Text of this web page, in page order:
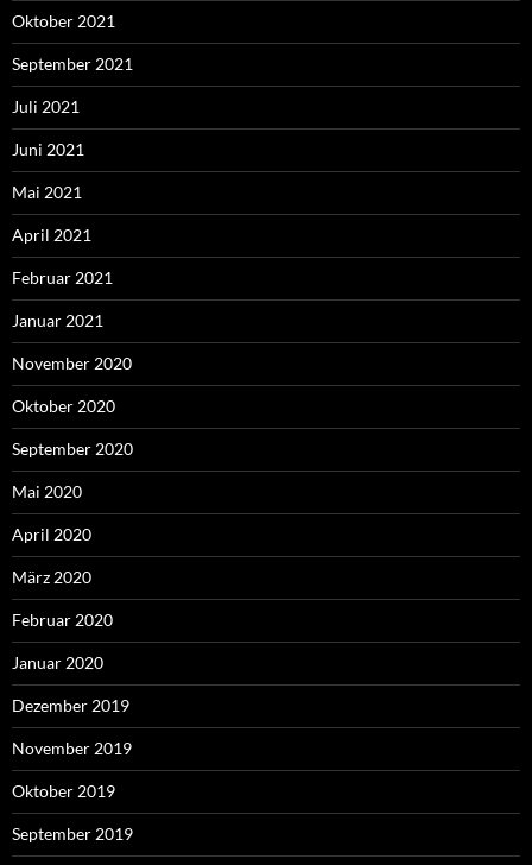
Oktober 2021
September 2021
Juli 2021
Juni 2021
Mai 2021
April 2021
Februar 2021
Januar 2021
November 2020
Oktober 2020
September 2020
Mai 2020
April 2020
März 2020
Februar 2020
Januar 2020
Dezember 2019
November 2019
Oktober 2019
September 2019